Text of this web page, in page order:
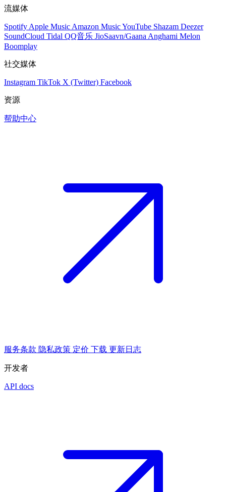
流媒体
Spotify Apple Music Amazon MusicYouTube Shazam Deezer
SoundCloud Tidal QQ音乐 JioSaavn/Gaana Anghami Melon
Boomplay
社交媒体
Instagram TikTok X (Twitter) Facebook
资源
帮助中心
服务条款 隐私政策 定价 下载 更新日志
开发者
API docs